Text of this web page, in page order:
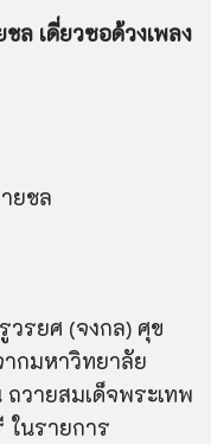
ล เดี่ยวซอด้วงเพลง
ยชล
วรยศ (จงกล) ศุข
กมหาวิทยาลัย
ถวายสมเด็จพระเทพ
นรายการ